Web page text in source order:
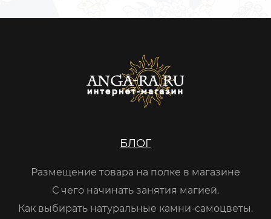
БЛОГ
Размещение товара на полке в магазине
С чего начинать занятия магией.
Как выбирать натуральные камни-самоцветы.